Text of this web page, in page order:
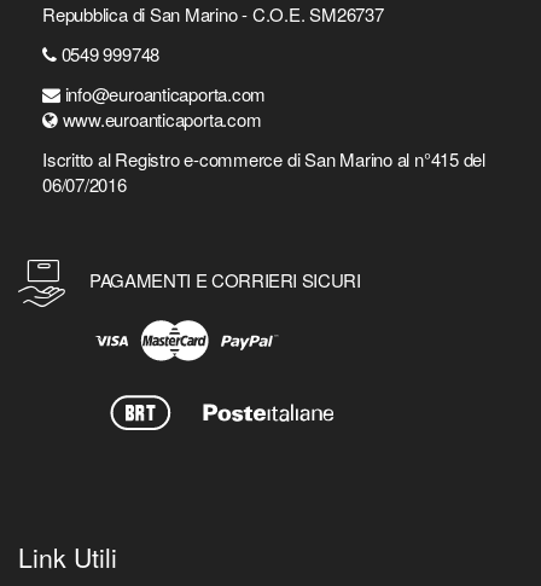
Repubblica di San Marino - C.O.E. SM26737
0549 999748
info@euroanticaporta.com
www.euroanticaporta.com
Iscritto al Registro e-commerce di San Marino al n°415 del
06/07/2016
PAGAMENTI E CORRIERI SICURI
Link Utili